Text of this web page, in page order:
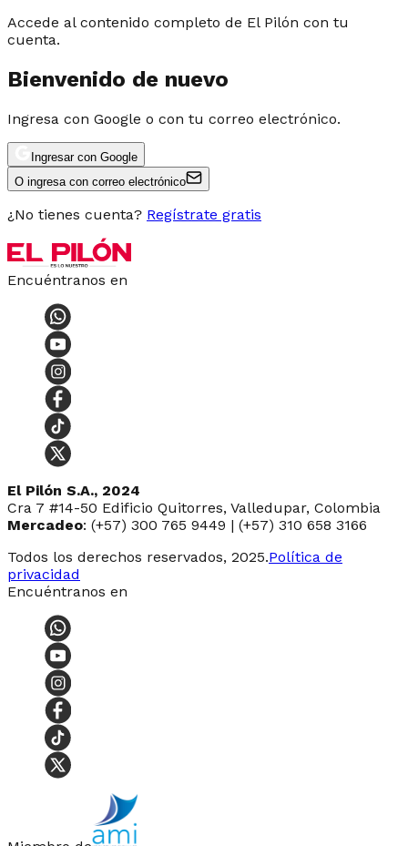
Accede al contenido completo de El Pilón con tu
cuenta.
Bienvenido de nuevo
Ingresa con Google o con tu correo electrónico.
Ingresar con Google
O ingresa con correo electrónico
¿No tienes cuenta? Regístrate gratis
Encuéntranos en
El Pilón S.A., 2024
Cra 7 #14-50 Edificio Quitorres, Valledupar, Colombia
Mercadeo: (+57) 300 765 9449 | (+57) 310 658 3166
Todos los derechos reservados, 2025.Política de
privacidad
Encuéntranos en